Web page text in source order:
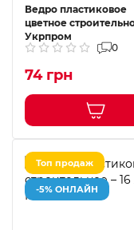
Ведро пластиковое
цветное
Укрпром
0
74 грн
Топ продаж
-5% ОНЛАЙН